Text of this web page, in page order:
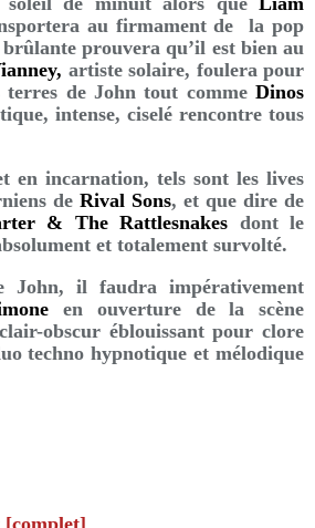
au firmament de la pop
prouvera qu’il est bien au
artiste solaire, foulera pour
de John tout commeDinos
intense, ciselé rencontre tous
en incarnation, tels sont les lives
de Rival Sons, et que dire de
& The Rattlesnakes dont le
et totalement survolté.
John, il faudra impérativement
en ouverture de la scène
obscur éblouissant pour clore
techno hypnotique et mélodique
[complet]